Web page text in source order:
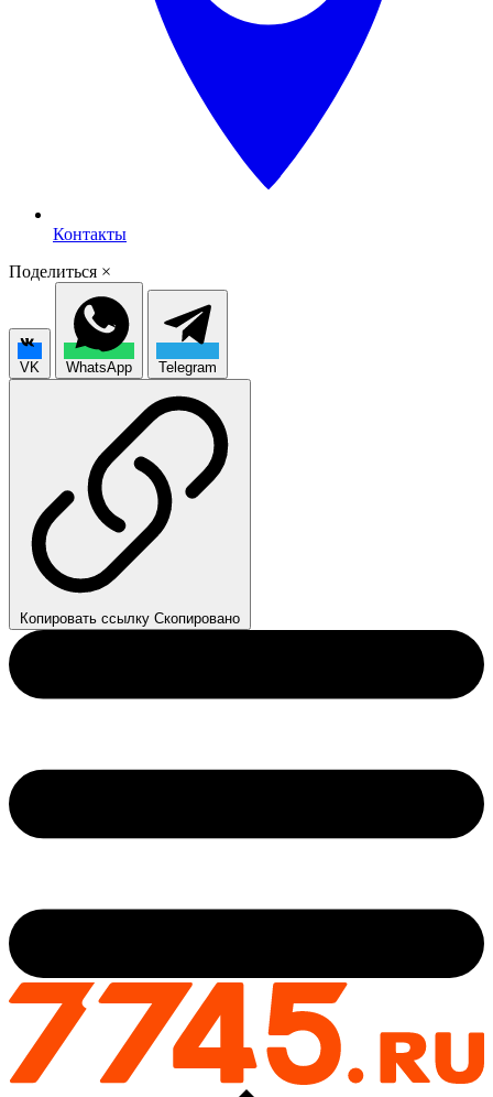
Контакты
Поделиться ×
VK WhatsApp Telegram
Копировать ссылку Скопировано